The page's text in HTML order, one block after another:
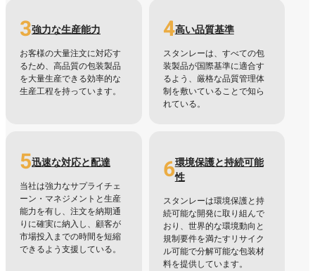
3強力な生産能力
お客様の大量注文に対応す
るため、高品質の包装製品
を大量生産できる効率的な
生産工程を持っています。
4高い品質基準
スタンレーは、すべての包
装製品が国際基準に適合す
るよう、厳格な品質管理体
制を敷いていることで知ら
れている。
5迅速な対応と配達
当社は強力なサプライチェ
ーン・マネジメントと生産
能力を有し、注文を納期通
りに確実に納入し、顧客が
市場投入までの時間を短縮
できるよう支援している。
6環境保護と持続可能
性
スタンレーは環境保護と持
続可能な開発に取り組んで
おり、世界的な環境動向と
規制要件を満たすリサイク
ル可能で分解可能な包装材
料を提供しています。